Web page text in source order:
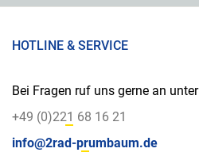
HOTLINE & SERVICE
Bei Fragen ruf uns gerne an unter
+49 (0)221 68 16 21
info@2rad-prumbaum.de